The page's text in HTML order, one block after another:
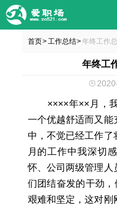
首页> 工作总结>年终工作
年终工
××××年××月，我
一个优越舒适而又能
中，不觉已经工作了
月的工作中我深切
怀、公司两级管理人
们团结奋发的干劲
艰难和坚定，这对刚